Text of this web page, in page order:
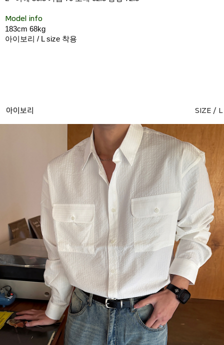
Model info
183cm 68kg
아이보리 / L size 착용
아이보리 SIZE / L